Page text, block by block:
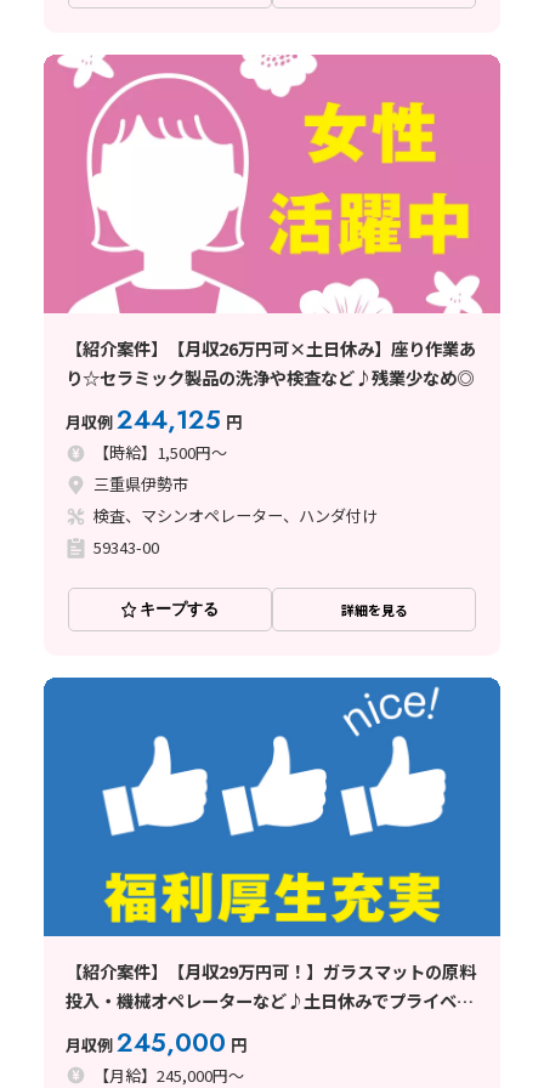
【紹介案件】【月収26万円可×土日休み】座り作業あ
り☆セラミック製品の洗浄や検査など♪残業少なめ◎
月収例244,125 円
【時給】1,500円～
三重県伊勢市
検査、マシンオペレーター、ハンダ付け
59343-00
キープする 詳細を見る
【紹介案件】【月収29万円可！】ガラスマットの原料
投入・機械オペレーターなど♪土日休みでプライベー
ト充実◎
月収例245,000 円
【月給】245,000円～